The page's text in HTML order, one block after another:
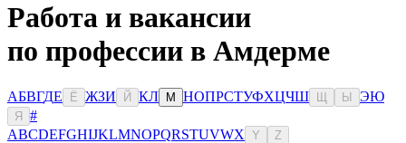
Работа и вакансии
по профессии в Амдерме
АБВГДЕ Ё ЖЗИ Й КЛ М НОПРСТУФХЦЧШ Ы ЭЮ
Я
#
ABCDEFGHIJKLMNOPQRSTUVWX Y Z